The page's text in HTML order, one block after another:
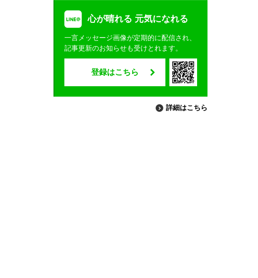
心が晴れる 元気になれる
一言メッセージ画像が定期的に配信され、
記事更新のお知らせも受けとれます。
登録はこちら
詳細はこちら